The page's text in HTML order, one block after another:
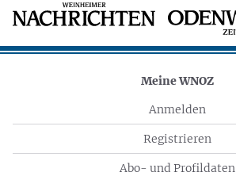
Meine WNOZ
Anmelden
Registrieren
Abo- und Profildaten